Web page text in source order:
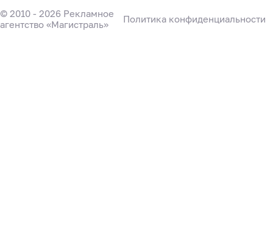
© 2010 - 2026 Рекламное
агентство «Магистраль»
Политика конфиденциальности